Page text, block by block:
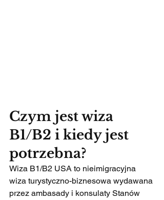
Czym jest wiza
B1/B2 i kiedy jest
potrzebna?
Wiza B1/B2 USA to nieimigracyjna
wiza turystyczno-biznesowa wydawana
przez ambasady i konsulaty Stanów